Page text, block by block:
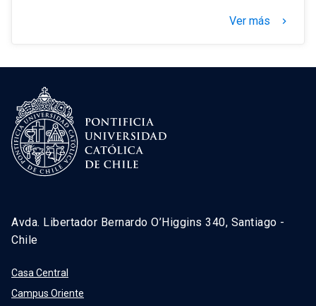
Ver más keyboard_arrow_right
Avda. Libertador Bernardo O’Higgins 340, Santiago -
Chile
Casa Central
Campus Oriente